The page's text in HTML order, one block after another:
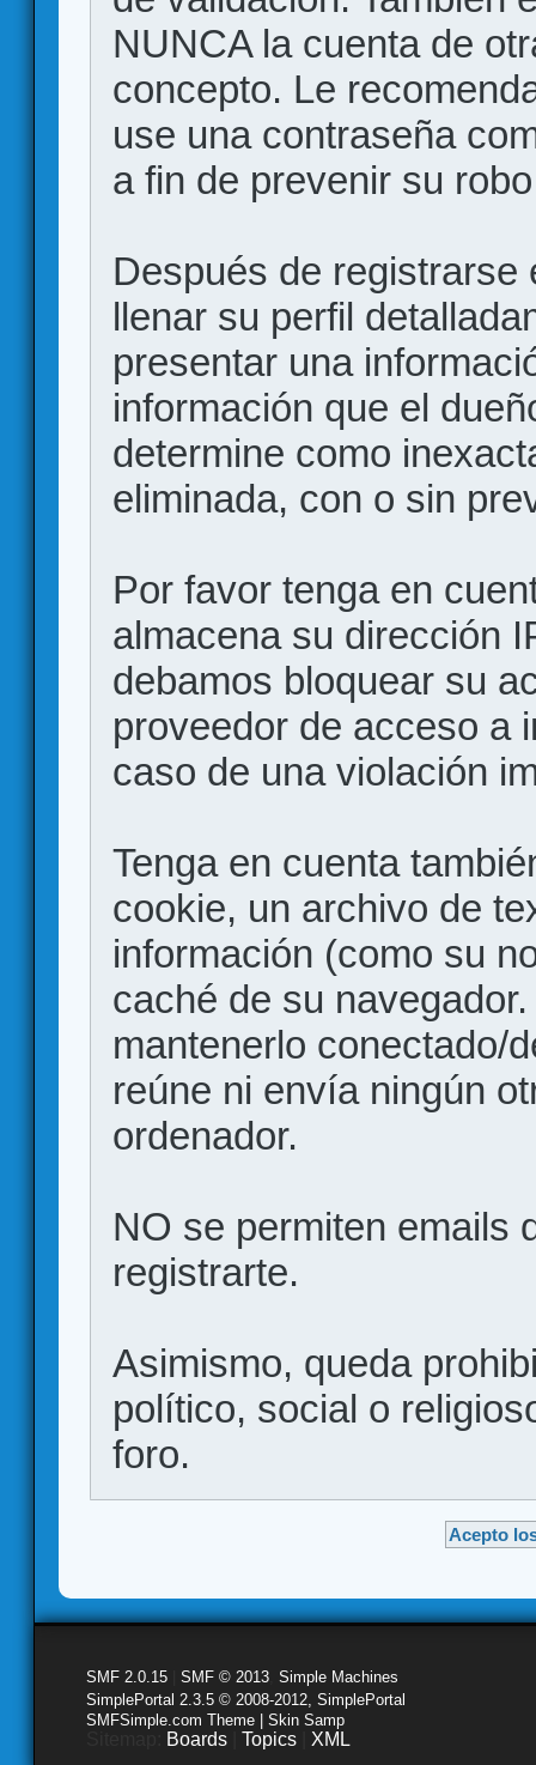
NUNCA la cuenta de
concepto. Le
use una contraseña
a fin de prevenir su
Después de registrarse
llenar su perfil
presentar una
información que el
determine como
eliminada, con o sin
Por favor tenga en
almacena su dirección
debamos bloquear su
proveedor de acceso a
caso de una violación
Tenga en cuenta
cookie, un archivo de
información (como su
caché de su
mantenerlo conectado/
reúne ni envía ningún
ordenador.
NO se permiten emails
registrarte.
Asimismo, queda
político, social o
foro.
SMF 2.0.15 SMF © 2013 Simple Machines
SimplePortal 2.3.5 © 2008-2012, SimplePortal
SMFSimple.com Theme | Skin Samp
Boards Topics XML